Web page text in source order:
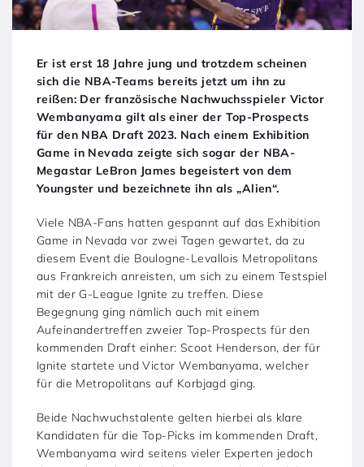
Er ist erst 18 Jahre jung und trotzdem scheinen
sich die NBA-Teams bereits jetzt um ihn zu
reißen: Der französische Nachwuchsspieler Victor
Wembanyama gilt als einer der Top-Prospects
für den NBA Draft 2023. Nach einem Exhibition
Game in Nevada zeigte sich sogar der NBA-
Megastar LeBron James begeistert von dem
Youngster und bezeichnete ihn als „Alien“.
Viele NBA-Fans hatten gespannt auf das Exhibition
Game in Nevada vor zwei Tagen gewartet, da zu
diesem Event die Boulogne-Levallois Metropolitans
aus Frankreich anreisten, um sich zu einem Testspiel
mit der G-League Ignite zu treffen. Diese
Begegnung ging nämlich auch mit einem
Aufeinandertreffen zweier Top-Prospects für den
kommenden Draft einher: Scoot Henderson, der für
Ignite startete und Victor Wembanyama, welcher
für die Metropolitans auf Korbjagd ging.
Beide Nachwuchstalente gelten hierbei als klare
Kandidaten für die Top-Picks im kommenden Draft,
Wembanyama wird seitens vieler Experten jedoch